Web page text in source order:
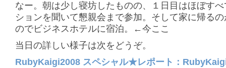
なー。朝は少し寝坊したものの、１日目はほぼす
ションを聞いて懇親会まで参加。そして家に帰る
のでビジネスホテルに宿泊。←今ここ
当日の詳しい様子は次をどうぞ。
RubyKaigi2008 スペシャル★レポート：